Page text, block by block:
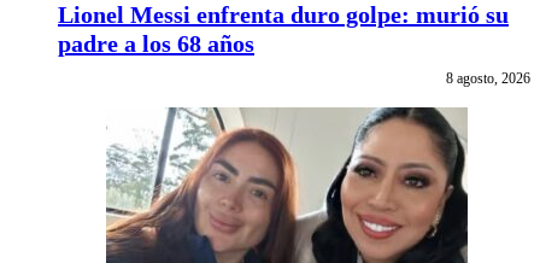
Lionel Messi enfrenta duro golpe: murió su
padre a los 68 años
8 agosto, 2026